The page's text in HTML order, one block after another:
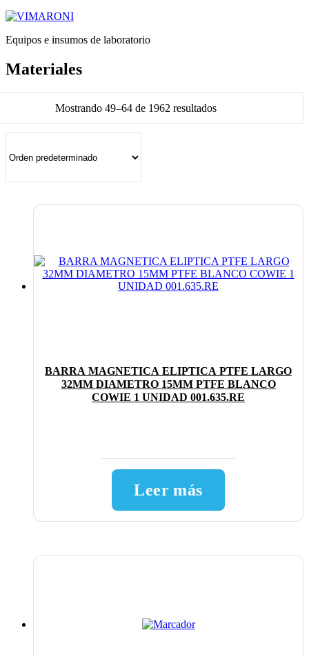
Equipos e insumos de laboratorio
Materiales
Mostrando 49–64 de 1962 resultados
BARRA MAGNETICA ELIPTICA PTFE LARGO
32MM DIAMETRO 15MM PTFE BLANCO
COWIE 1 UNIDAD 001.635.RE
Leer más